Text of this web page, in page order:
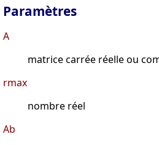
Paramètres
A
matrice carrée réelle ou
rmax
nombre réel
Ab